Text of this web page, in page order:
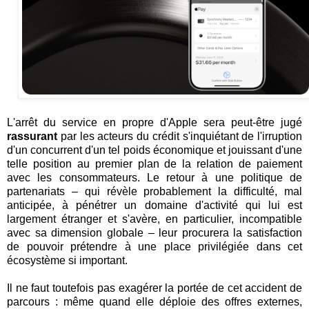
L'arrêt du service en propre d'Apple sera peut-être jugé
rassurantpar les acteurs du crédit s'inquiétant de l'irruption
d'un concurrent d'un tel poids économique et jouissant d'une
telle position au premier plan de la relation de paiement
avec les consommateurs. Le retour à une politique de
partenariats – qui révèle probablement la difficulté, mal
anticipée, à pénétrer un domaine d'activité qui lui est
largement étranger et s'avère, en particulier, incompatible
avec sa dimension globale – leur procurera la satisfaction
de pouvoir prétendre à une place privilégiée dans cet
écosystème si important.
Il ne faut toutefois pas exagérer la portée de cet accident de
parcours : même quand elle déploie des offres externes,